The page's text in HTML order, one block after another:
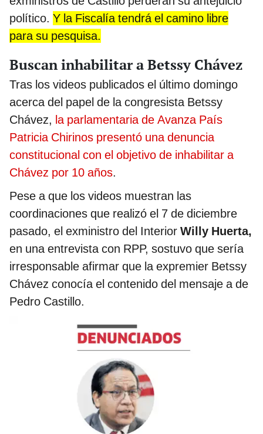
político. Y la Fiscalía tendrá el camino libre
para su pesquisa.
Buscan inhabilitar a Betssy Chávez
Tras los videos publicados el último domingo
acerca del papel de la congresista Betssy
Chávez, la parlamentaria de Avanza País
Patricia Chirinos presentó una denuncia
constitucional con el objetivo de inhabilitar a
Chávez por 10 años.
Pese a que los videos muestran las
coordinaciones que realizó el 7 de diciembre
pasado, el exministro del Interior Willy Huerta,
en una entrevista con RPP, sostuvo que sería
irresponsable afirmar que la expremier Betssy
Chávez conocía el contenido del mensaje a de
Pedro Castillo.